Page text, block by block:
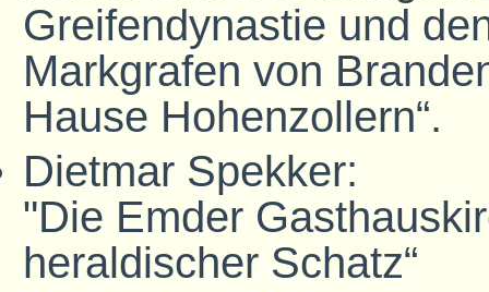
Greifendynastie und
Markgrafen von
Hause Hohenzollern“.
Dietmar Spekker:
"Die Emder
heraldischer Schatz“